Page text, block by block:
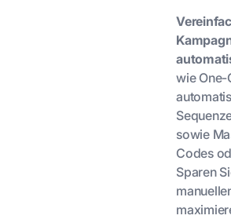
wie One-
sowie
Codes
Sparen